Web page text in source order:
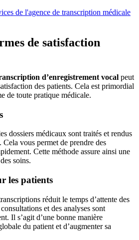
de l'agence de transcription médicale
de satisfaction
d’enregistrement vocal peut
des patients. Cela est primordial
de toute pratique médicale.
dossiers médicaux sont traités et rendus
Cela vous permet de prendre des
Cette méthode assure ainsi une
soins.
les patients
réduit le temps d’attente des
et des analyses sont
Il s’agit d’une bonne manière
du patient et d’augmenter sa